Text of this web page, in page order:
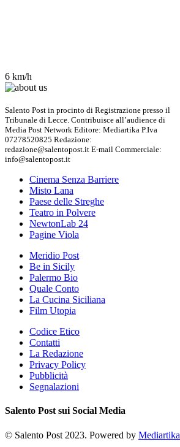
6 km/h
Salento Post in procinto di Registrazione presso il
Tribunale di Lecce. Contribuisce all’audience di
Media Post Network Editore: Mediartika P.Iva
07278520825 Redazione:
redazione@salentopost.it E-mail Commerciale:
info@salentopost.it
Cinema Senza Barriere
Misto Lana
Paese delle Streghe
Teatro in Polvere
NewtonLab 24
Pagine Viola
Meridio Post
Be in Sicily
Palermo Bio
Quale Conto
La Cucina Siciliana
Film Utopia
Codice Etico
Contatti
La Redazione
Privacy Policy
Pubblicità
Segnalazioni
Salento Post sui Social Media
© Salento Post 2023. Powered by Mediartika